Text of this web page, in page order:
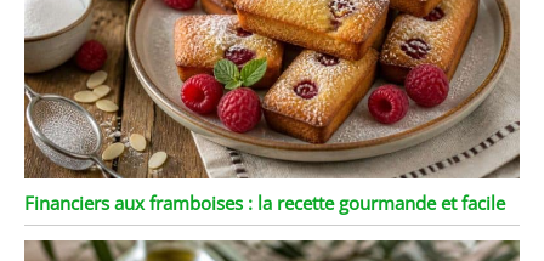
Financiers aux framboises : la recette gourmande et facile